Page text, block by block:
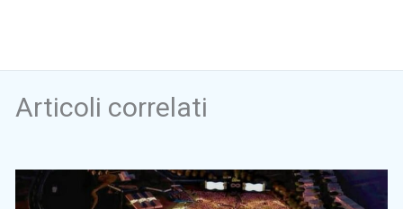
Articoli correlati